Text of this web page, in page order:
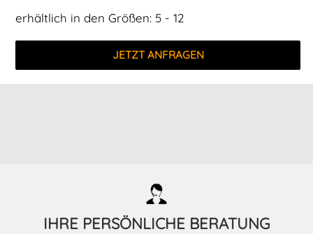
erhältlich in den Größen: 5 - 12
JETZT ANFRAGEN
IHRE PERSÖNLICHE BERATUNG